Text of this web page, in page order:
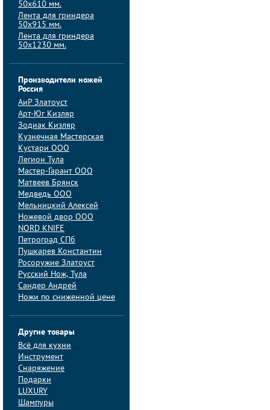
50x610 мм.
Лента для гриндера
50x915 мм.
Лента для гриндера
50x1230 мм.
Производители ножей
Россия
АиP Златоуст
Арт-Юг Кизляр
Зодиак Кизляр
Кузнечная Мастерская
Кустари ООО
Легион Тула
Мастер-Гарант ООО
Матвеев Брянск
Медведь ООО
Мельницкий Алексей
Ножевой двор ООО
NORD KNIFE
Петроград СПб
Пушкарев Константин
Росоружие Златоуст
Русский Нож, Тула
Сандер Андрей
Ножи по сниженной цене
Другие товары
Всё для кухни
Инструмент
Снаряжение
Подарки
LUXURY
Шампуры